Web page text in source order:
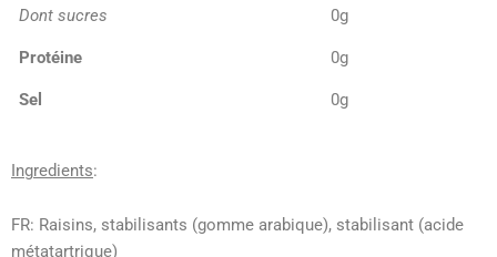
Dont sucres 0g
Protéine 0g
Sel 0g
Ingredients:
FR: Raisins, stabilisants (gomme arabique), stabilisant (acide
métatartrique)